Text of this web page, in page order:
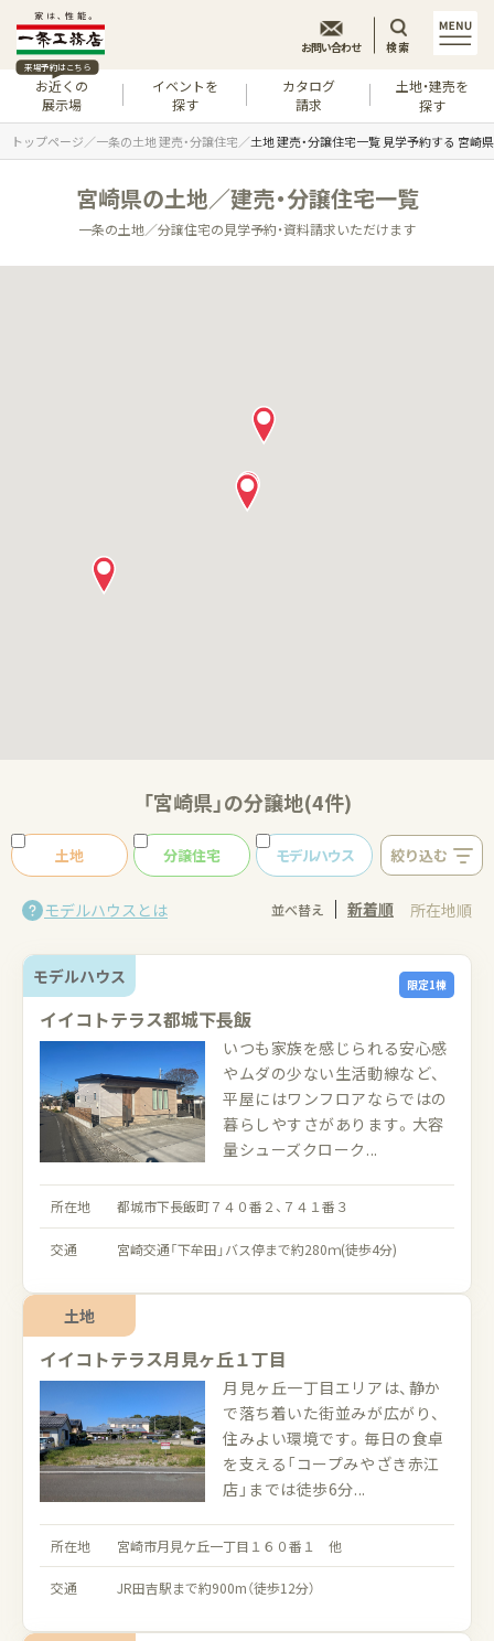
来場予約はこちら
お近くの
展示場
イベントを
探す
カタログ
請求
土地・建売を
探す
お問い合わせ 検索
トップページ 一条の土地 建売・分譲住宅 土地 建売・分譲住宅一覧 見学予約する 宮崎県
宮崎県の土地／建売・分譲住宅一覧
一条の土地／分譲住宅の見学予約・資料請求いただけます
「宮崎県」の分譲地(4件)
土地 分譲住宅 モデルハウス 絞り込む
モデルハウスとは 並べ替え 新着順 所在地順
モデルハウス 限定1棟
イイコトテラス都城下長飯
いつも家族を感じられる安心感
やムダの少ない生活動線など、
平屋にはワンフロアならではの
暮らしやすさがあります。大容
量シューズクローク...
所在地 都城市下長飯町７４０番２、７４１番３
交通 宮崎交通「下牟田」バス停まで約280ｍ(徒歩4分)
土地
イイコトテラス月見ヶ丘１丁目
月見ヶ丘一丁目エリアは、静か
で落ち着いた街並みが広がり、
住みよい環境です。毎日の食卓
を支える「コープみやざき赤江
店」までは徒歩6分...
所在地 宮崎市月見ケ丘一丁目１６０番１ 他
交通 JR田吉駅まで約900m（徒歩12分）